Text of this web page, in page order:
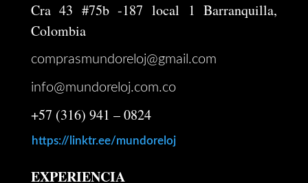
Cra 43 #75b -187 local 1 Barranquilla,
Colombia
comprasmundoreloj@gmail.com
info@mundoreloj.com.co
+57 (316) 941 – 0824
https://linktr.ee/mundoreloj
EXPERIENCIA